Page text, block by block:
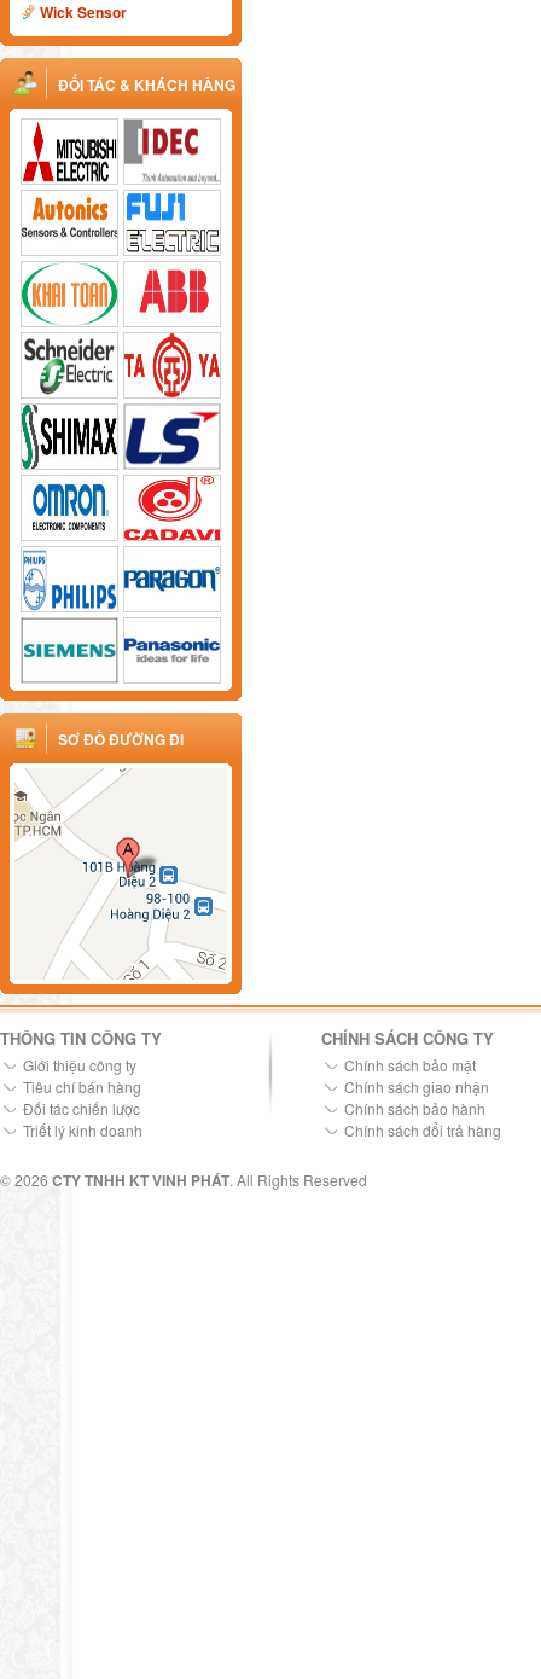
Wick Sensor
ĐỐI TÁC & KHÁCH HÀNG
SƠ ĐỒ ĐƯỜNG ĐI
THÔNG TIN CÔNG TY
Giới thiệu công ty
Tiêu chí bán hàng
Đối tác chiến lược
Triết lý kinh doanh
CHÍNH SÁCH CÔNG TY
Chính sách bảo mật
Chính sách giao nhận
Chính sách bảo hành
Chính sách đổi trả hàng
© 2026 CTY TNHH KT VINH PHÁT. All Rights Reserved